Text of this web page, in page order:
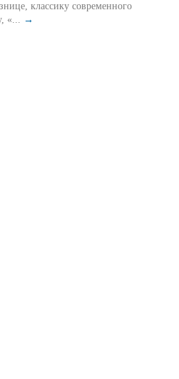
классику современного
«... →